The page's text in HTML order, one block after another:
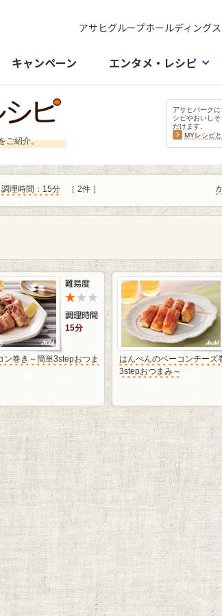
アサヒグループホールディングス
キャンペーン エンタメ・レシピ
ご紹介。
アサヒパーク
シピやおいし
だけます。
MYレシピ
調理時間：15分 ［ 2件 ］
15分
ン巻き～簡単3stepおつま
はんぺんのベーコンチーズ
3stepおつまみ～